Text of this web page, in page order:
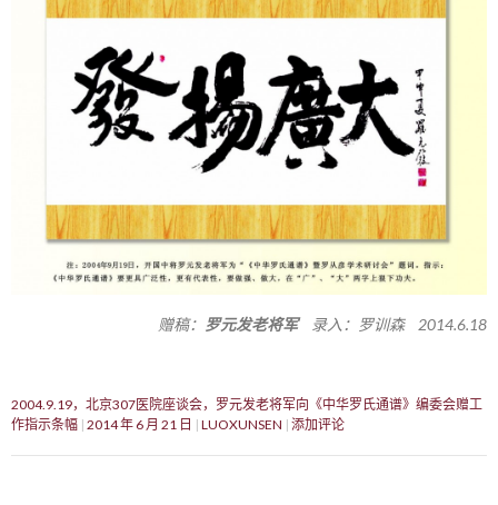
赠稿： 罗元发老将军录入：罗训森 2014.6.18
2004.9.19，北京307医院座谈会，罗元发老将军向《中华罗氏通谱》编委会赠工
作指示条幅 2014 年 6 月 21 日 LUOXUNSEN 添加评论